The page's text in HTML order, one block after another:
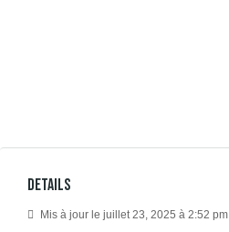
Details
Mis à jour le juillet 23, 2025 à 2:52 pm